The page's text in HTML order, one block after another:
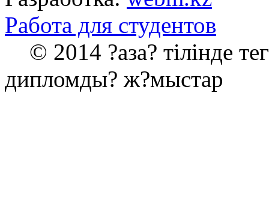
Работа для студентов
© 2014 ?аза? тілінде
дипломды? ж?мыстар